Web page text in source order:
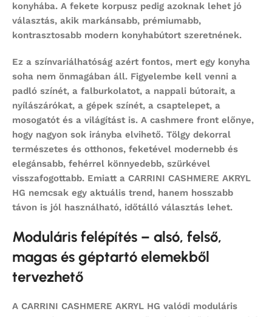
konyhába. A fekete korpusz pedig azoknak lehet jó
választás, akik markánsabb, prémiumabb,
kontrasztosabb modern konyhabútort szeretnének.
Ez a színvariálhatóság azért fontos, mert egy konyha
soha nem önmagában áll. Figyelembe kell venni a
padló színét, a falburkolatot, a nappali bútorait, a
nyílászárókat, a gépek színét, a csaptelepet, a
mosogatót és a világítást is. A cashmere front előnye,
hogy nagyon sok irányba elvihető. Tölgy dekorral
természetes és otthonos, feketével modernebb és
elegánsabb, fehérrel könnyedebb, szürkével
visszafogottabb. Emiatt a CARRINI CASHMERE AKRYL
HG nemcsak egy aktuális trend, hanem hosszabb
távon is jól használható, időtálló választás lehet.
Moduláris felépítés – alsó, felső,
magas és géptartó elemekből
tervezhető
A CARRINI CASHMERE AKRYL HG valódi moduláris